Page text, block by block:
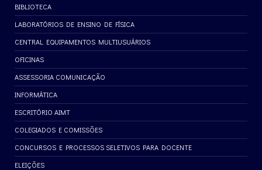
BIBLIOTECA
LABORATÓRIOS DE ENSINO DE FÍSICA
CENTRAL EQUIPAMENTOS MULTIUSUÁRIOS
OFICINAS
ASSESSORIA COMUNICAÇÃO
INFORMÁTICA
ESCRITÓRIO AIMT
COLEGIADOS E COMISSÕES
CONCURSOS E PROCESSOS SELETIVOS PARA DOCENTE
ELEIÇÕES